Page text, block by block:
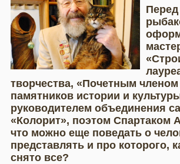
Подробнее
Перед
творчества, «Почетным
памятников истории и
руководителем объединения
«Колорит», поэтом Спартаком
что можно еще поведать о
представлять и про которого,
снято все?